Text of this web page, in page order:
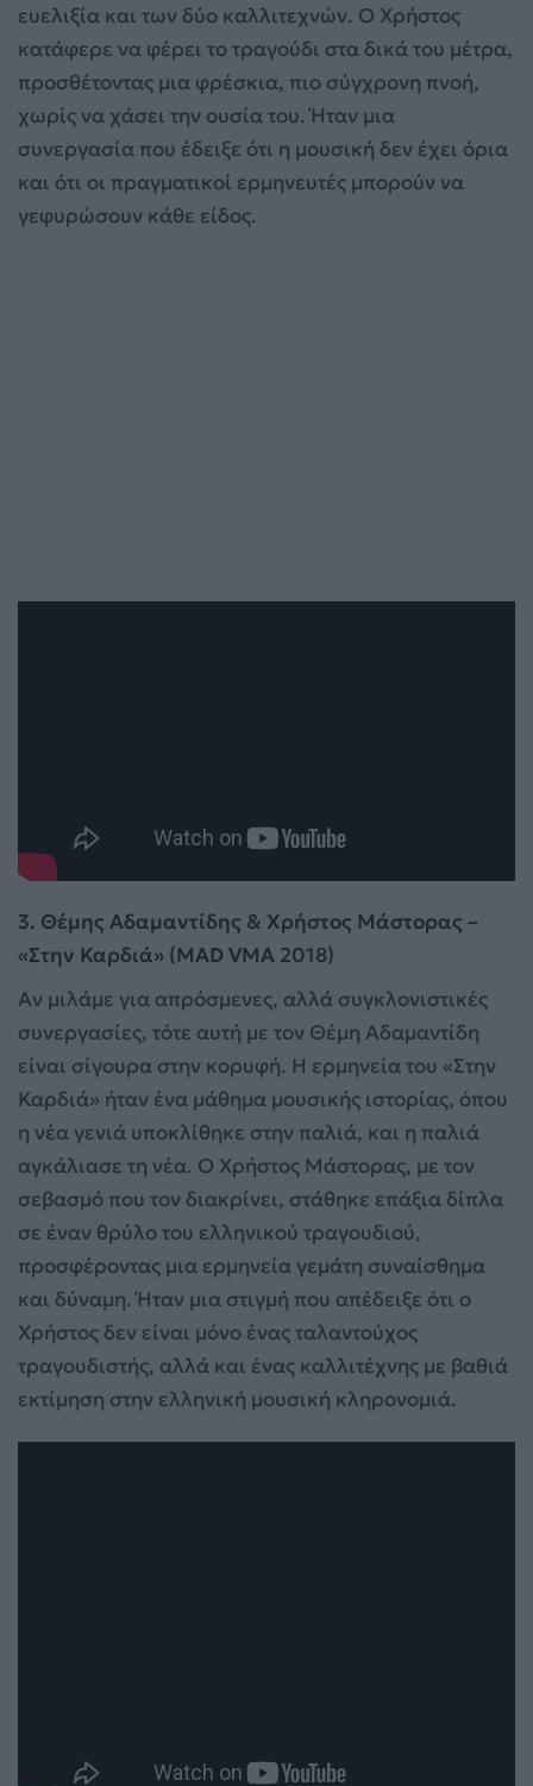
ευελιξία και των δύο καλλιτεχνών. Ο Χρήστος
κατάφερε να φέρει το τραγούδι στα δικά του μέτρα,
προσθέτοντας μια φρέσκια, πιο σύγχρονη πνοή,
χωρίς να χάσει την ουσία του. Ήταν μια
συνεργασία που έδειξε ότι η μουσική δεν έχει όρια
και ότι οι πραγματικοί ερμηνευτές μπορούν να
γεφυρώσουν κάθε είδος.
3. Θέμης Αδαμαντίδης & Χρήστος Μάστορας –
«Στην Καρδιά» (MAD VMA 2018)
Αν μιλάμε για απρόσμενες, αλλά συγκλονιστικές
συνεργασίες, τότε αυτή με τον Θέμη Αδαμαντίδη
είναι σίγουρα στην κορυφή. Η ερμηνεία του «Στην
Καρδιά» ήταν ένα μάθημα μουσικής ιστορίας, όπου
η νέα γενιά υποκλίθηκε στην παλιά, και η παλιά
αγκάλιασε τη νέα. Ο Χρήστος Μάστορας, με τον
σεβασμό που τον διακρίνει, στάθηκε επάξια δίπλα
σε έναν θρύλο του ελληνικού τραγουδιού,
προσφέροντας μια ερμηνεία γεμάτη συναίσθημα
και δύναμη. Ήταν μια στιγμή που απέδειξε ότι ο
Χρήστος δεν είναι μόνο ένας ταλαντούχος
τραγουδιστής, αλλά και ένας καλλιτέχνης με βαθιά
εκτίμηση στην ελληνική μουσική κληρονομιά.